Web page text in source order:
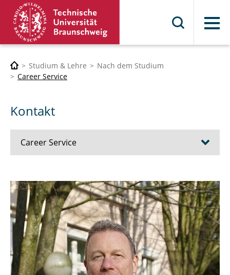
Menü
Studium & Lehre
Nach dem Studium
Career Service
Kontakt
Career Service
und Alumni*ae
Angebote für Arbeitgeber
Jobbörse
Kontakt